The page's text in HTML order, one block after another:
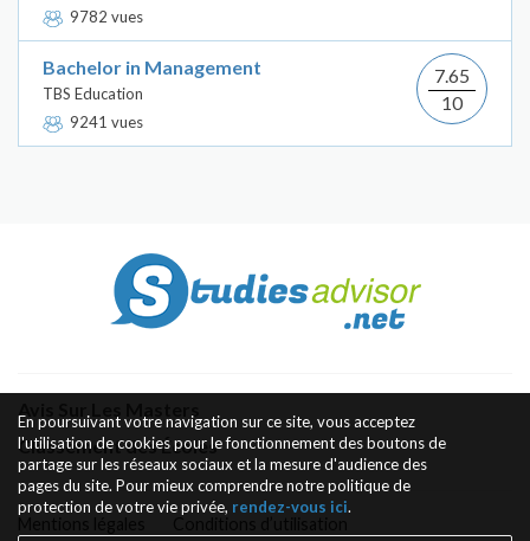
9782 vues
Bachelor in Management
TBS Education
9241 vues
7.65
10
Classement des Écoles
En poursuivant votre navigation sur ce site, vous acceptez
l'utilisation de cookies pour le fonctionnement des boutons de
partage sur les réseaux sociaux et la mesure d'audience des
pages du site. Pour mieux comprendre notre politique de
protection de votre vie privée, rendez-vous ici.